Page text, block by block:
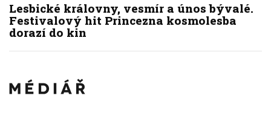
Lesbické královny, vesmír a únos bývalé.
Festivalový hit Princezna kosmolesba
dorazí do kin